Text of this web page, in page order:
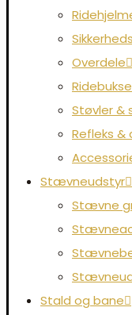
Overdele
Støvler &
Refleks &
Stævneudstyr
Stævne
Stald og bane